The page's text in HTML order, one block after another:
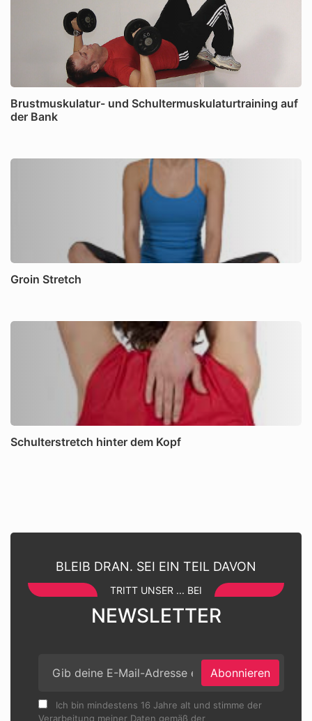
Brustmuskulatur- und Schultermuskulaturtraining auf
der Bank
Groin Stretch
Schulterstretch hinter dem Kopf
BLEIB DRAN. SEI EIN TEIL DAVON
TRITT UNSER ... BEI
NEWSLETTER
Abonnieren
Ich bin mindestens 16 Jahre alt und stimme der
Verarbeitung meiner Daten gemäß der